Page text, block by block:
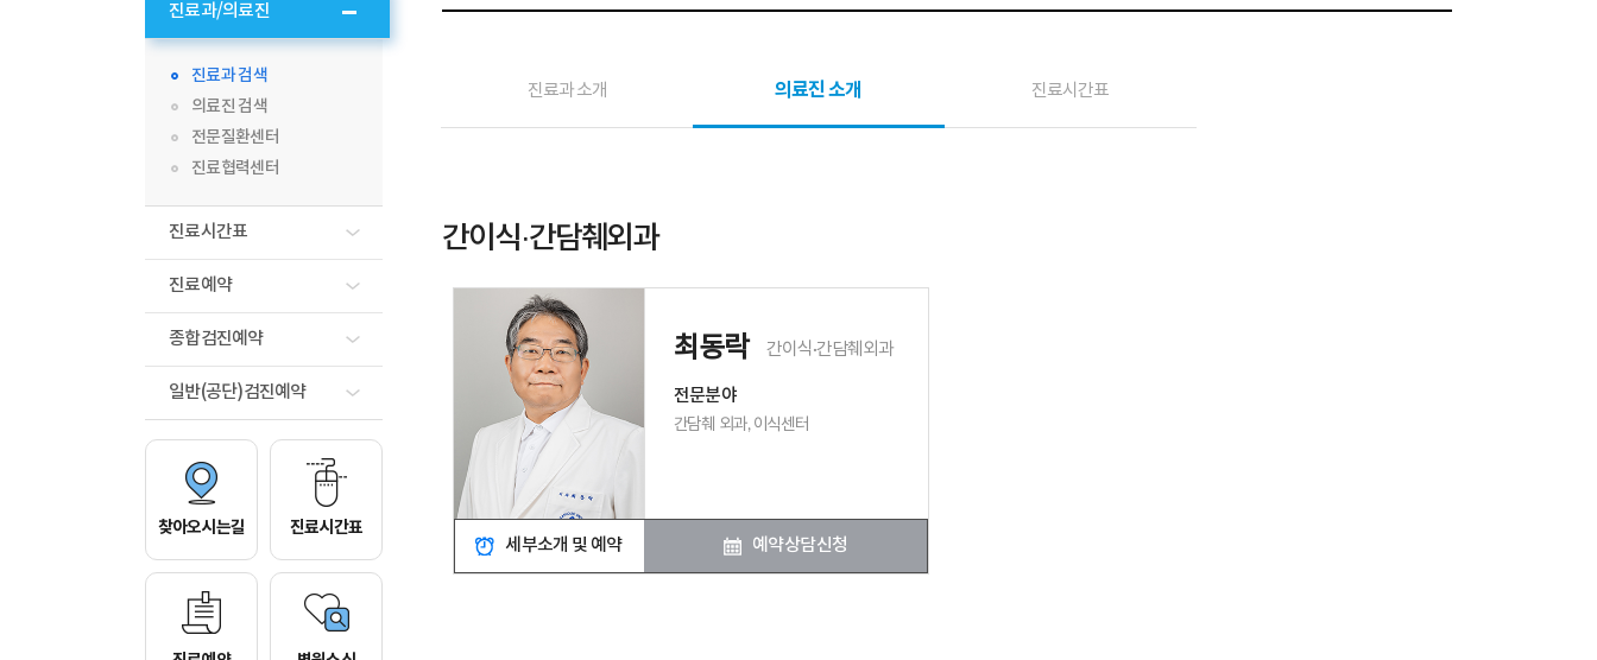
진료과/의료진
진료과 검색
의료진 검색
전문질환센터
진료협력센터
진료시간표
진료예약
종합검진예약
일반(공단)검진예약
찾아오시는길 진료시간표
진료과 소개 의료진 소개 진료시간표
간이식·간담췌외과
최동락 간이식·간담췌외과
전문분야
간담췌 외과, 이식센터
세부소개 및 예약 예약상담신청